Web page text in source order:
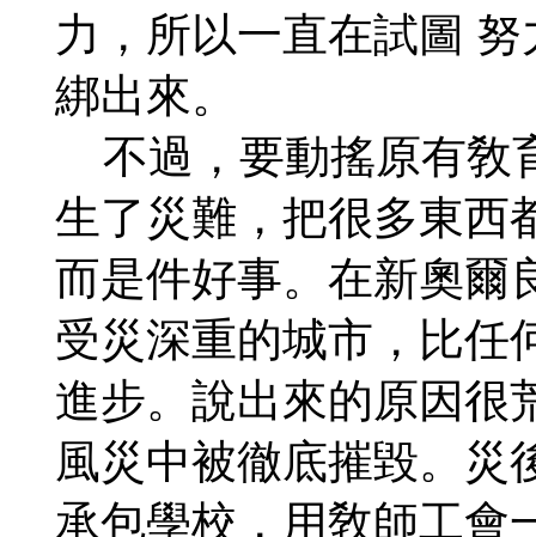
力，所以一直在試圖
綁出來。
不過，要動搖原有敎
生了災難，把很多東
而是件好事。在新奧爾
受災深重的城市，比任
進步。說出來的原因很
風災中被徹底摧毀。災
承包學校，用敎師工會